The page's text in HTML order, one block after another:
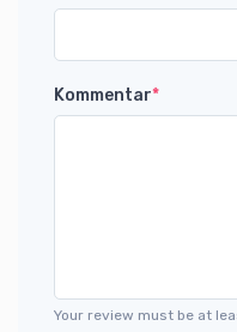
Kommentar*
Your review must be at